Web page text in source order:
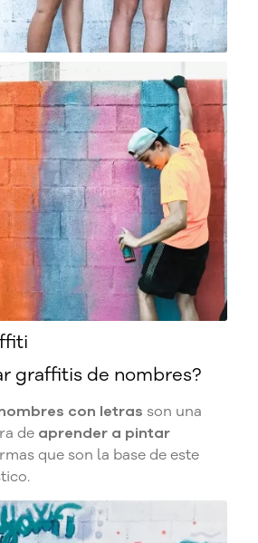
graffitis de nombres?
con letras son una
de aprender a pintar
que son la base de este